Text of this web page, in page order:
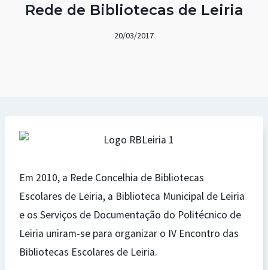
Rede de Bibliotecas de Leiria
20/03/2017
Em 2010, a Rede Concelhia de Bibliotecas
Escolares de Leiria, a Biblioteca Municipal de Leiria
e os Serviços de Documentação do Politécnico de
Leiria uniram-se para organizar o IV Encontro das
Bibliotecas Escolares de Leiria.